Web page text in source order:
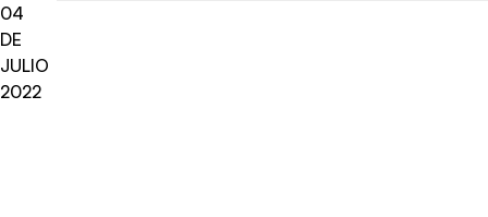
04
DE
JULIO
2022